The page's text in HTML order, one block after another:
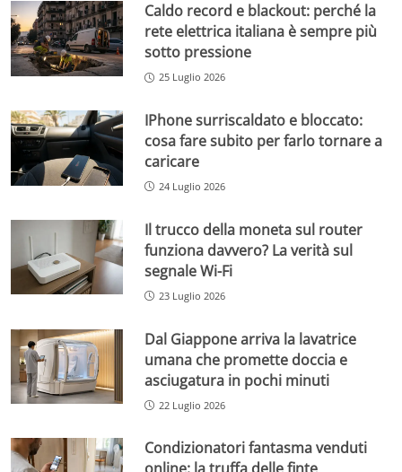
Caldo record e blackout: perché la
rete elettrica italiana è sempre più
sotto pressione
25 Luglio 2026
IPhone surriscaldato e bloccato:
cosa fare subito per farlo tornare a
caricare
24 Luglio 2026
Il trucco della moneta sul router
funziona davvero? La verità sul
segnale Wi-Fi
23 Luglio 2026
Dal Giappone arriva la lavatrice
umana che promette doccia e
asciugatura in pochi minuti
22 Luglio 2026
Condizionatori fantasma venduti